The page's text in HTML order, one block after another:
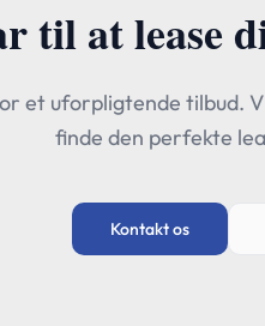
til at lease
et uforpligtende tilbud.
finde den perfekte
Kontakt os